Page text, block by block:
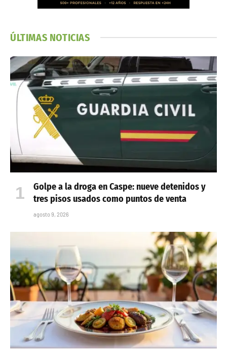
ÚLTIMAS NOTICIAS
Golpe a la droga en Caspe: nueve detenidos y
tres pisos usados como puntos de venta
agosto 9, 2026